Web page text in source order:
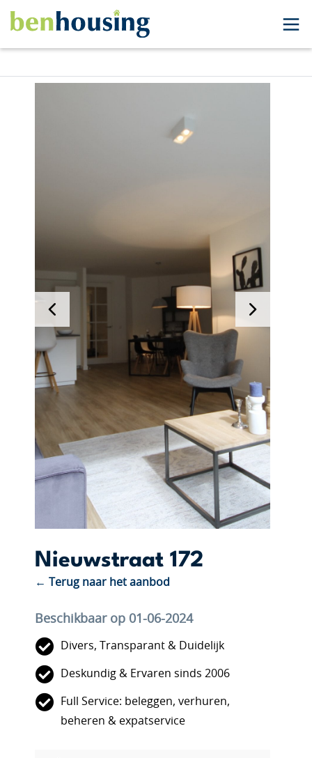
Nieuwstraat 172
← Terug naar het aanbod
Beschikbaar op 01-06-2024
Divers, Transparant & Duidelijk
Deskundig & Ervaren sinds 2006
Full Service: beleggen, verhuren,
beheren & expatservice